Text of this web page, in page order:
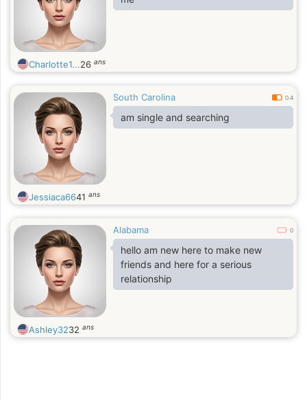
Charlotte1...26 ans
South Carolina 0.4
am single and searching
Jessiaca6641 ans
Alabama 0
hello am new here to make new
friends and here for a serious
relationship
Ashley3232 ans